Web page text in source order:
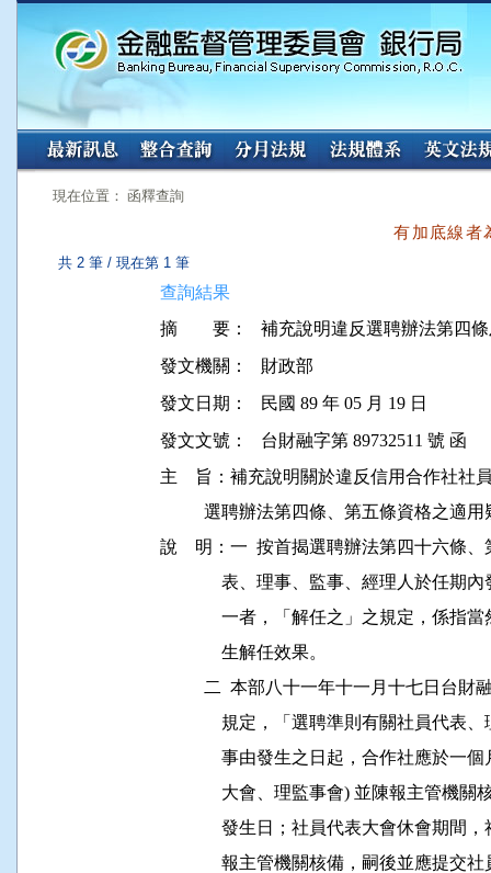
:::
現在位置： 函釋查詢
有加底線者
共 2 筆 / 現在第 1 筆
查詢結果
摘 要：
補充說明違反選聘辦法第四
發文機關：
財政部
發文日期：
民國 89 年 05 月 19 日
發文文號：
台財融字第 89732511 號 函
主    旨：補充說明關於違反信用合作社社
選聘辦法第四條、第五條資格之適
說    明：一  按首揭選聘辦法第四十六條
表、理事、監事、經理人於任
一者，「解任之」之規定，係
              生解任效果。
二  本部八十一年十一月十七日
規定，「選聘準則有關社員代
事由發生之日起，合作社應於
大會、理監事會) 並陳報主管
發生日；社員代表大會休會期
報主管機關核備，嗣後並應提